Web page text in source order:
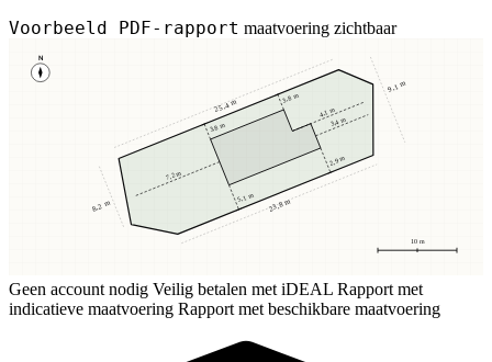
Voorbeeld PDF-rapport maatvoering zichtbaar
N
10 m
3,8 m
3,8 m
5,1 m
2,9 m
7,2 m
3,4 m
4,1 m
25,4 m
23,8 m
8,2 m
9,1 m
Geen account nodig Veilig betalen met iDEAL Rapport met
indicatieve maatvoering Rapport met beschikbare maatvoering